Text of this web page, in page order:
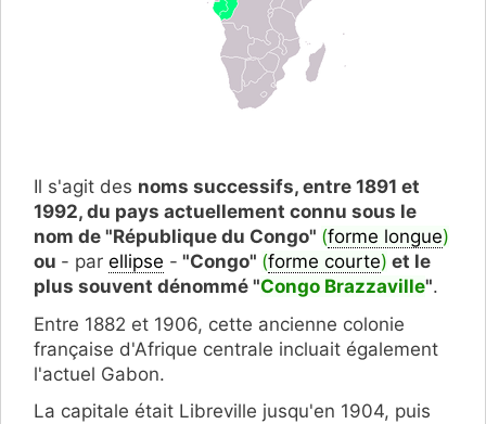
Il s'agit des noms successifs, entre 1891 et
1992, du pays actuellement connu sous le
nom de "République du Congo" (forme longue)
ou - par ellipse - "Congo" (forme courte) et le
plus souvent dénommé "Congo Brazzaville".
Entre 1882 et 1906, cette ancienne colonie
française d'Afrique centrale incluait également
l'actuel Gabon.
La capitale était Libreville jusqu'en 1904, puis